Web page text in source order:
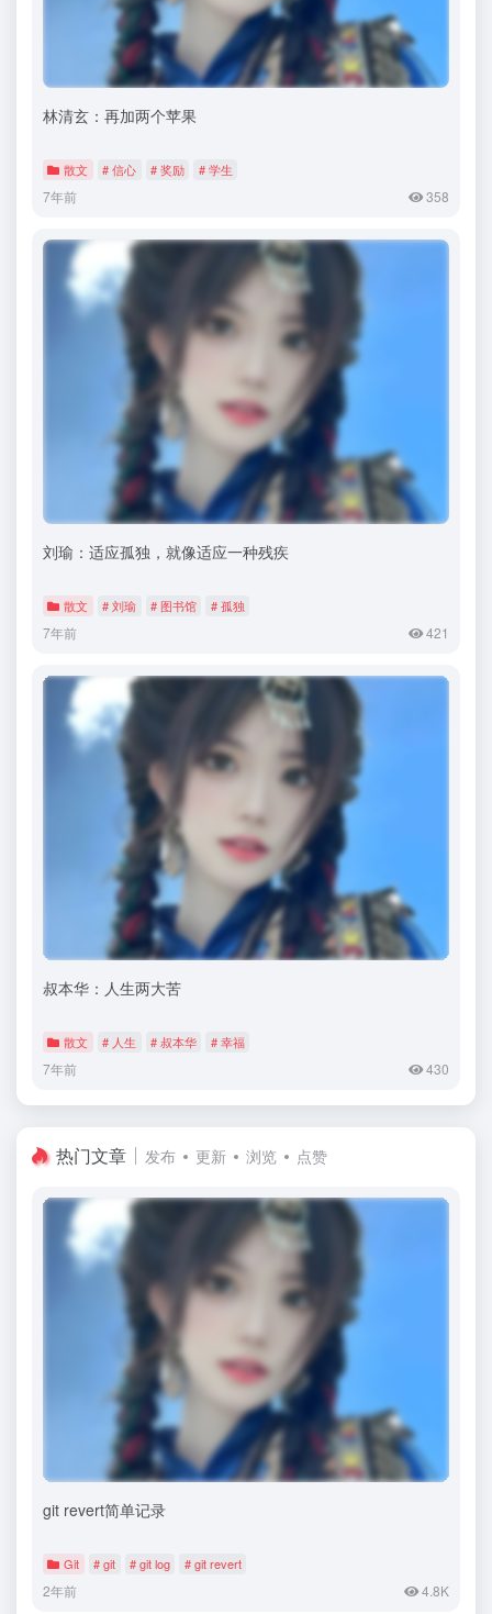
林清玄：再加两个苹果
散文 # 信心 # 奖励 # 学生
7年前 358
刘瑜：适应孤独，就像适应一种残疾
散文 # 刘瑜 # 图书馆 # 孤独
7年前 421
叔本华：人生两大苦
散文 # 人生 # 叔本华 # 幸福
7年前 430
热门文章 发布 更新 浏览 点赞
git revert简单记录
Git # git # git log # git revert
2年前 4.8K